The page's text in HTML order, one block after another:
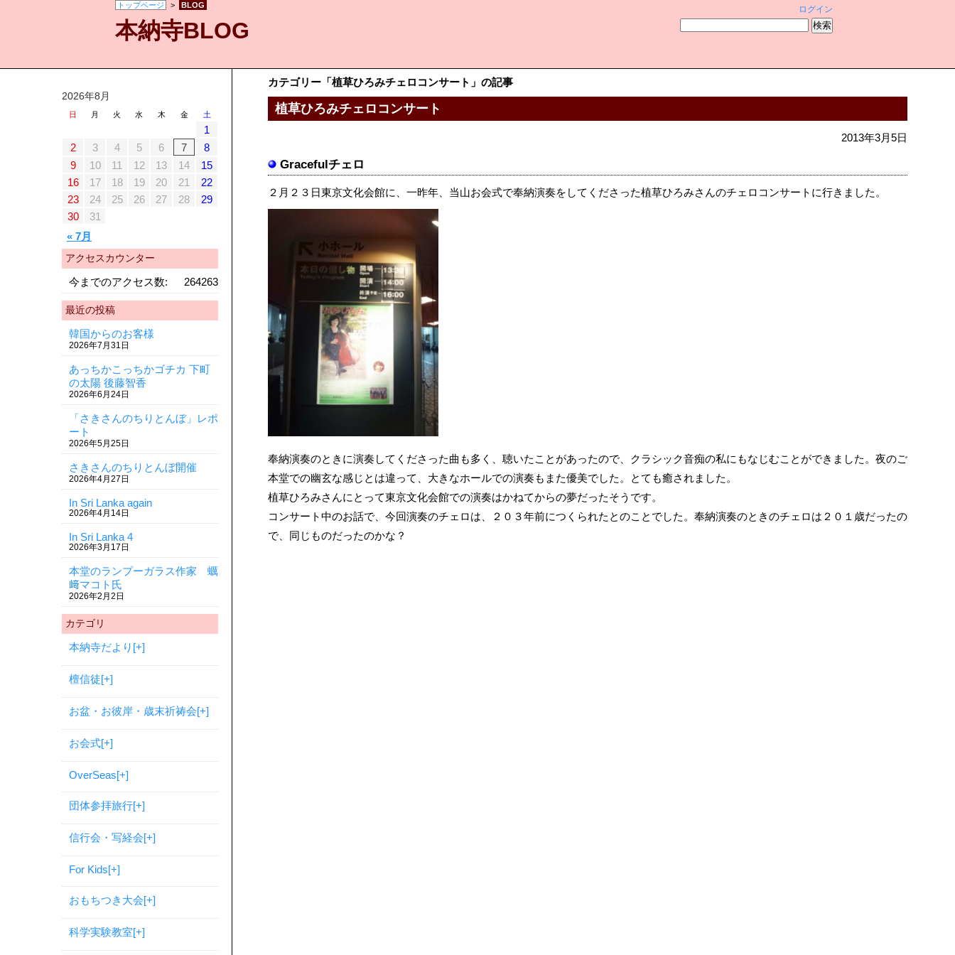
ログイン
本納寺BLOG
トップページ > BLOG
2026年8月
日 月 火 水 木 金 土
« 7月
1
2
3 4 5 6 7
8
9
10 11 12 13 14
15
16
17 18 19 20 21
22
23
24 25 26 27 28
29
30
31
アクセスカウンター
264263
今までのアクセス数:
最近の投稿
韓国からのお客様
2026年7月31日
あっちかこっちかゴチカ 下町
の太陽 後藤智香
2026年6月24日
「さきさんのちりとんぼ」レポ
ート
2026年5月25日
さきさんのちりとんぼ開催
2026年4月27日
In Sri Lanka again
2026年4月14日
In Sri Lanka 4
2026年3月17日
本堂のランプーガラス作家 蠣
﨑マコト氏
2026年2月2日
カテゴリ
本納寺だより [+]
檀信徒[+]
お盆・お彼岸・歳末祈祷会[+]
お会式[+]
OverSeas[+]
団体参拝旅行[+]
信行会・写経会[+]
For Kids[+]
おもちつき大会[+]
科学実験教室[+]
カテゴリー「植草ひろみチェロコンサート」の記事
植草ひろみチェロコンサート
2013年3月5日
Gracefulチェロ
２月２３日東京文化会館に、一昨年、当山お会式で奉納演奏をしてくださった植草ひろみさんのチェロコンサートに行きました。
奉納演奏のときに演奏してくださった曲も多く、聴いたことがあったので、クラシック音痴の私にもなじむことができました。夜のご
本堂での幽玄な感じとは違って、大きなホールでの演奏もまた優美でした。とても癒されました。
植草ひろみさんにとって東京文化会館での演奏はかねてからの夢だったそうです。
コンサート中のお話で、今回演奏のチェロは、２０３年前につくられたとのことでした。奉納演奏のときのチェロは２０１歳だったの
で、同じものだったのかな？